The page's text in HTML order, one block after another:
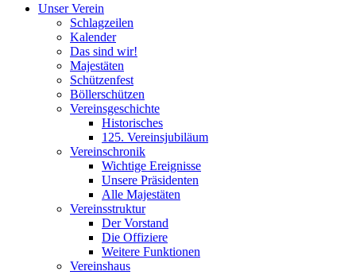
Unser Verein
Schlagzeilen
Kalender
Das sind wir!
Majestäten
Schützenfest
Böllerschützen
Vereinsgeschichte
Historisches
125. Vereinsjubiläum
Vereinschronik
Wichtige Ereignisse
Unsere Präsidenten
Alle Majestäten
Vereinsstruktur
Der Vorstand
Die Offiziere
Weitere Funktionen
Vereinshaus